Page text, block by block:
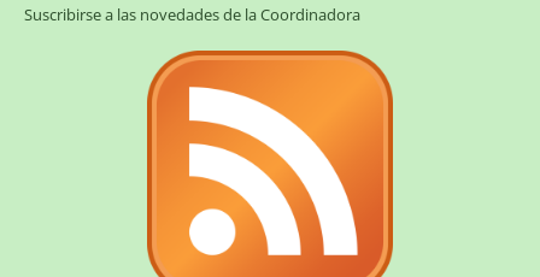
Suscribirse a las novedades de la Coordinadora